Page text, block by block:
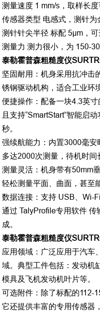
测量速度 1 mm/s，取样长
传感器类型 电感式，测针为
测针针尖半径 标配 5μm，
测量力 测力很小，为 150-
泰勒霍普森粗糙度仪
坚固耐用：机身采用抗冲击
锈钢驱动机构，适合工业环
便捷操作：配备一块4.3英
且支持“SmartStart”智能启
秒。
强续航能力：内置3000毫
多达2000次测量，待机时间
测量灵活：机身带有50mm
轻松测量平面、曲面，甚至
数据连接：支持 USB、Wi-
通过 TalyProfile专用软件
成。
泰勒霍普森粗糙度仪
应用领域：广泛应用于汽车
域。典型工件包括：发动机
模具及飞机发动机叶片等。
可选附件：除了标配的112-
它还提供丰富的专用传感器